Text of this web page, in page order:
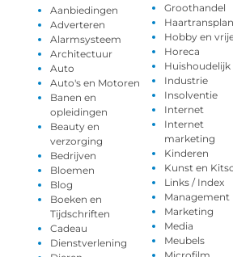
Aanbiedingen
Adverteren
Alarmsysteem
Architectuur
Auto
Auto's en Motoren
Banen en
opleidingen
Beauty en
verzorging
Bedrijven
Bloemen
Blog
Boeken en
Tijdschriften
Cadeau
Dienstverlening
Groothandel
Hobby en
Horeca
Huishoudelijk
Industrie
Insolventie
Internet
Internet
marketing
Kinderen
Kunst en
Links / Index
Management
Marketing
Media
Meubels